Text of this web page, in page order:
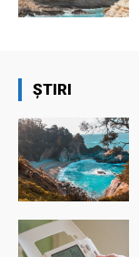
ȘTIRI